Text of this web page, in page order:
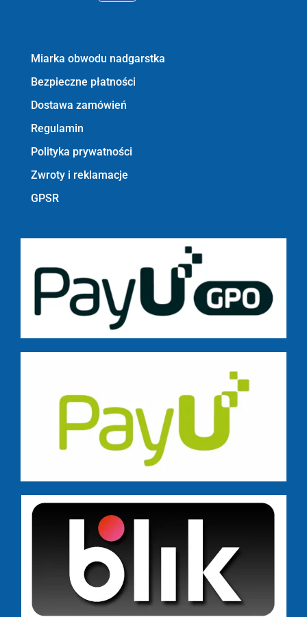
Miarka obwodu nadgarstka
Bezpieczne płatności
Dostawa zamówień
Regulamin
Polityka prywatności
Zwroty i reklamacje
GPSR